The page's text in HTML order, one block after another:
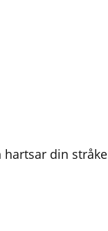
hartsar din stråke